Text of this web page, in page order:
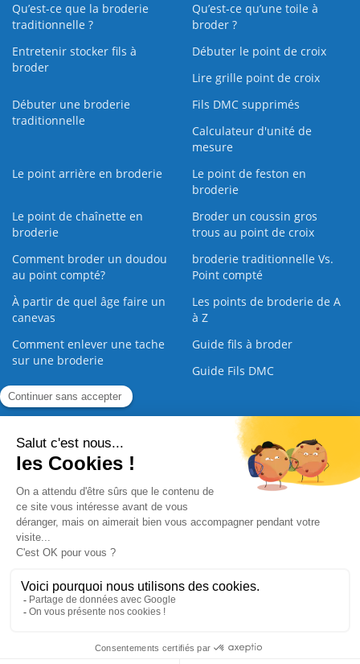
Qu’est-ce que la broderie
traditionnelle ?
Qu’est‑ce qu’une toile à
broder ?
Entretenir stocker fils à
broder
Débuter le point de croix
Lire grille point de croix
Débuter une broderie
traditionnelle
Fils DMC supprimés
Calculateur d'unité de
mesure
Le point arrière en broderie
Le point de feston en
broderie
Le point de chaînette en
broderie
Broder un coussin gros
trous au point de croix
Comment broder un doudou
au point compté?
broderie traditionnelle Vs.
Point compté
À partir de quel âge faire un
canevas
Les points de broderie de A
à Z
Comment enlever une tache
sur une broderie
Guide fils à broder
Guide Fils DMC
Guide de la Broderie
Commande Papier Qui sommes nous Nous contacter |
Paiement sécurisé
2008 - 2026 © CreaMagic. ALL Rights Reserved.